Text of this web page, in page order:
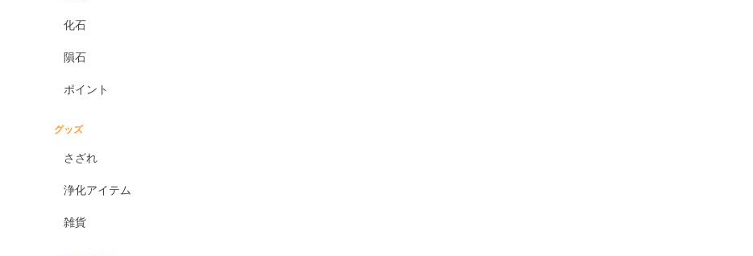
化石
隕石
ポイント
グッズ
さざれ
浄化アイテム
雑貨